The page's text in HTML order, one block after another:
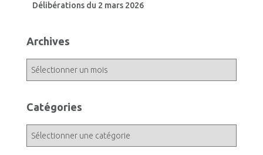
Délibérations du 2 mars 2026
Archives
h
Catégories